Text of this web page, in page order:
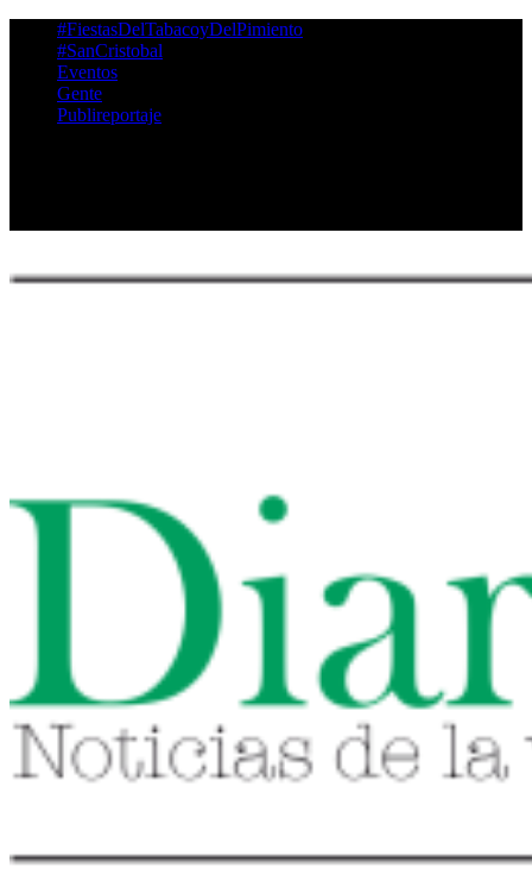
‪#‎FiestasDelTabacoyDelPimiento‬
#SanCristobal
Eventos
Gente
Publireportaje